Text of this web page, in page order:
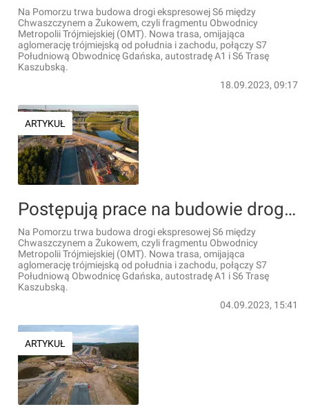
Na Pomorzu trwa budowa drogi ekspresowej S6 między
Chwaszczynem a Żukowem, czyli fragmentu Obwodnicy
Metropolii Trójmiejskiej (OMT). Nowa trasa, omijająca
aglomerację trójmiejską od południa i zachodu, połączy S7
Południową Obwodnicę Gdańska, autostradę A1 i S6 Trasę
Kaszubską.
18.09.2023, 09:17
ARTYKUŁ
Postępują prace na budowie drogi ekspresowej S6 – Obwodnicy Metropolii Trójmiejskiej [FILM + ZDJĘCIA]
Na Pomorzu trwa budowa drogi ekspresowej S6 między
Chwaszczynem a Żukowem, czyli fragmentu Obwodnicy
Metropolii Trójmiejskiej (OMT). Nowa trasa, omijająca
aglomerację trójmiejską od południa i zachodu, połączy S7
Południową Obwodnicę Gdańska, autostradę A1 i S6 Trasę
Kaszubską.
04.09.2023, 15:41
ARTYKUŁ